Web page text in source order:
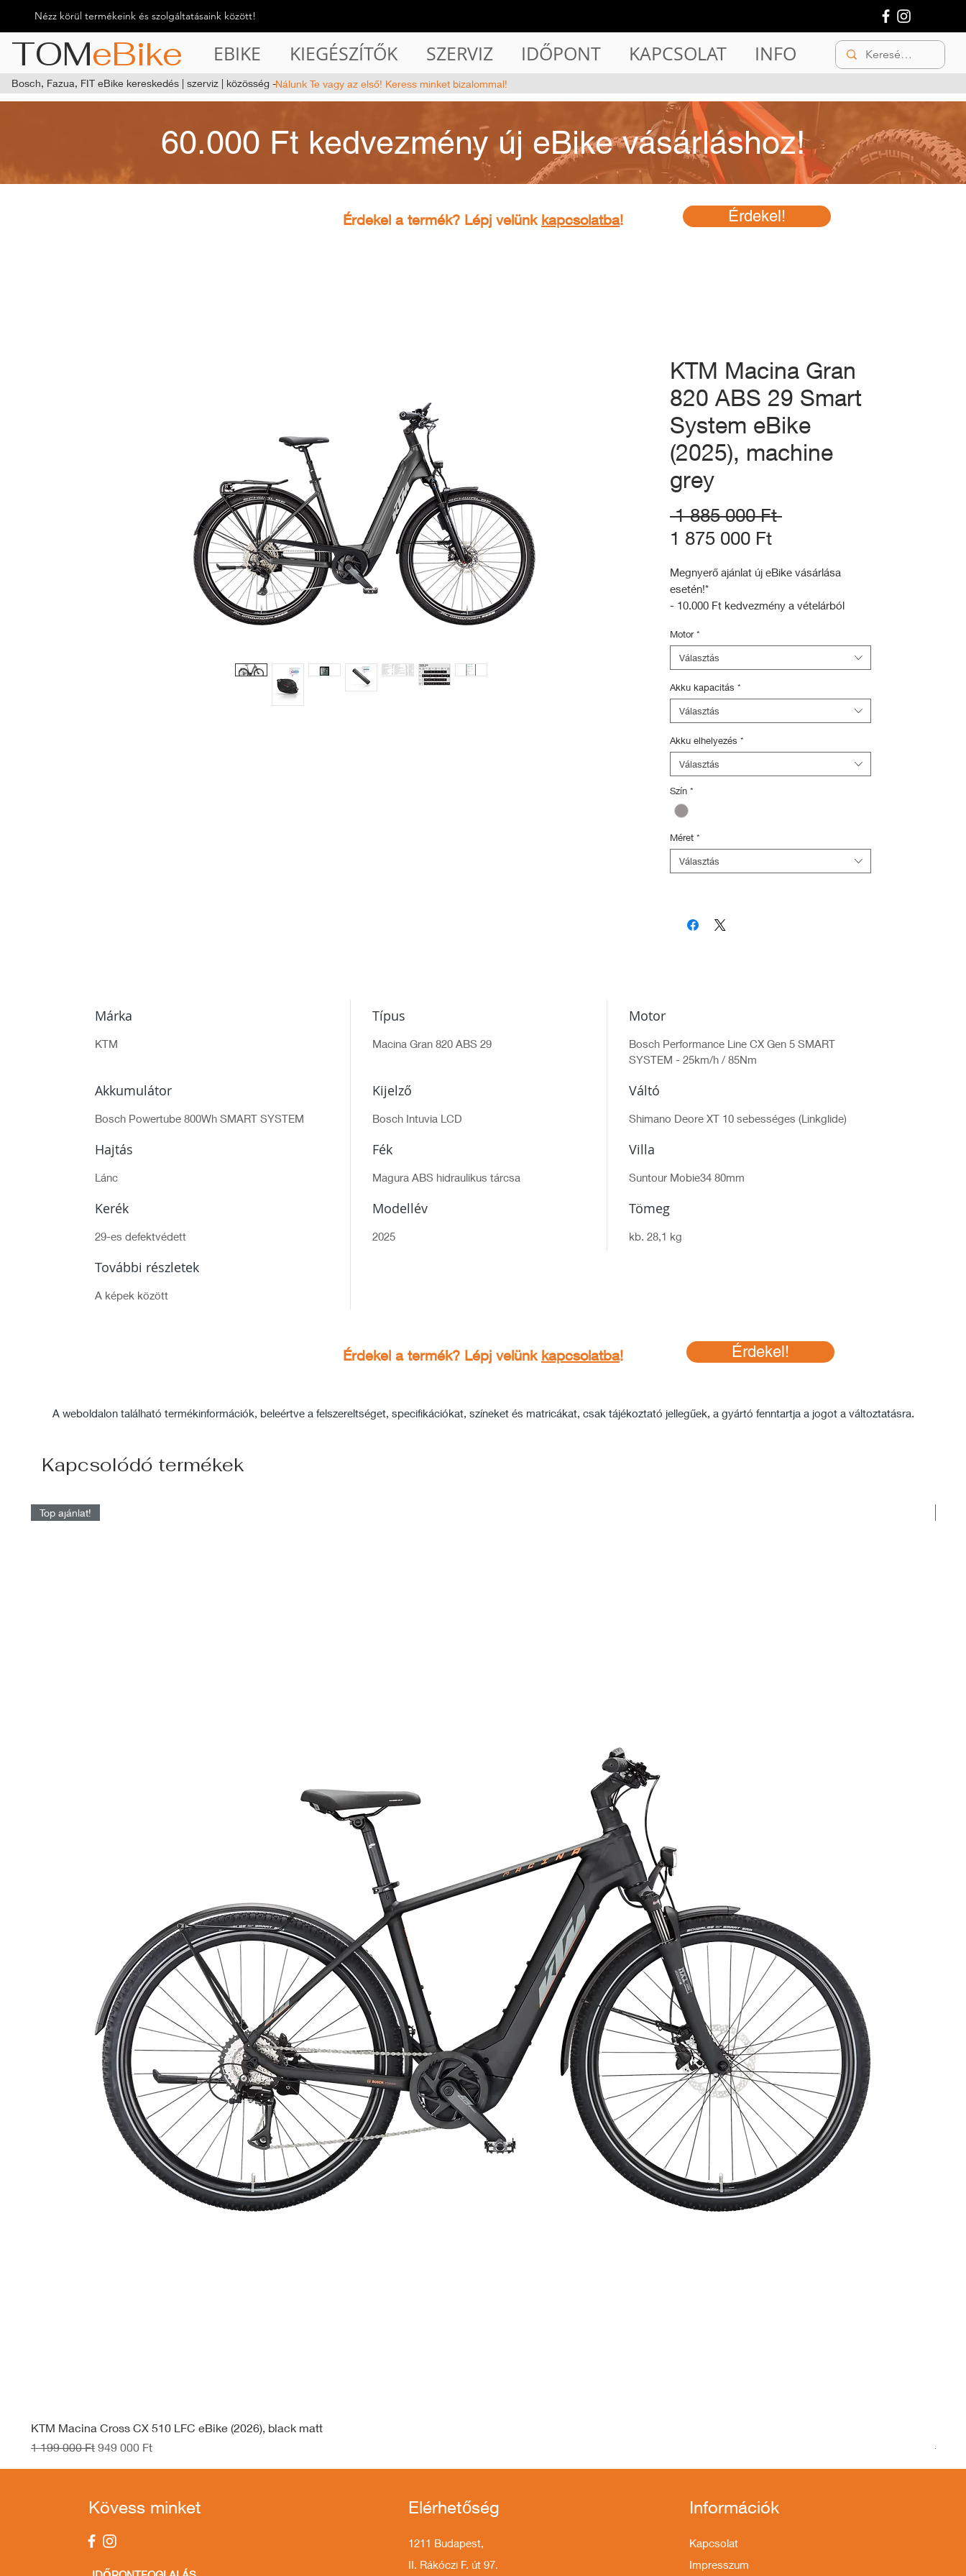
Nézz körül termékeink és szolgáltatásaink között!
EBIKE KIEGÉSZÍTŐK SZERVIZ IDŐPONT KAPCSOLAT INFO
Bosch, Fazua, FIT eBike kereskedés | szerviz | közösség -Nálunk Te vagy az első! Keress minket bizalommal!
TOMeBike
60.000 Ft kedvezmény új eBike vásárláshoz!
Érdekel a termék? Lépj velünk kapcsolatba! Érdekel!
KTM Macina Gran
820 ABS 29 Smart
System eBike
(2025), machine
grey
1 885 000 Ft Szokásos
1 875 000 FtAkciós
Megnyerő ajánlat új eBike vásárlása
esetén!*
- 10.000 Ft kedvezmény a vételárból
- Ingyenes beüzemelés (25.000Ft
értékben)
- Ajándék Bikesafe kerékpár törzskönyv
és rendőrségi adatbázis regisztráció
(5.000Ft értékben)
Motor *
Választás
Akku kapacitás *
Választás
Akku elhelyezés *
Választás
Szín *
Méret *
Választás
Márka
KTM
Típus
Macina Gran 820 ABS 29
Motor
Bosch Performance Line CX Gen 5 SMART
SYSTEM - 25km/h / 85Nm
Akkumulátor
Bosch Powertube 800Wh SMART SYSTEM
Kijelző
Bosch Intuvia LCD
Váltó
Shimano Deore XT 10 sebességes (Linkglide)
Hajtás
Lánc
Fék
Magura ABS hidraulikus tárcsa
Villa
Suntour Mobie34 80mm
Kerék
29-es defektvédett
Modellév
2025
Tömeg
kb. 28,1 kg
További részletek
A képek között
Érdekel a termék? Lépj velünk kapcsolatba! Érdekel!
A weboldalon található termékinformációk, beleértve a felszereltséget, specifikációkat, színeket és matricákat, csak tájékoztató jellegűek, a gyártó fenntartja a jogot a változtatásra.
Kapcsolódó termékek
Top ajánlat!
KTM Macina Cross CX 510 LFC eBike (2026), black matt
Szokásos ár
1 199 000 Ft Akciós ár
949 000 Ft 1
Kövess minket Elérhetőség
1211 Budapest,
II. Rákóczi F. út 97.
Információk
Kapcsolat
Impresszum